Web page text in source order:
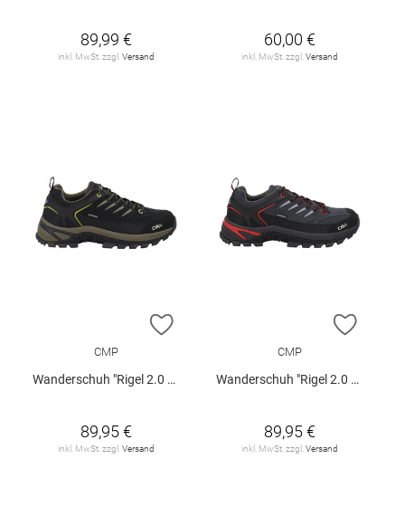
89,99 €
inkl. MwSt. zzgl.Versand
60,00 €
inkl. MwSt. zzgl.Versand
ZUR WUNSCHLISTE HINZUFÜGEN
CMP
Wanderschuh "Rigel 2.0 Low WP"
89,95 €
inkl. MwSt. zzgl. Versand
ZUR
CMP
Wanderschuh "Rigel 2.0 Low WP"
89,95 €
inkl. MwSt. zzgl. Versand